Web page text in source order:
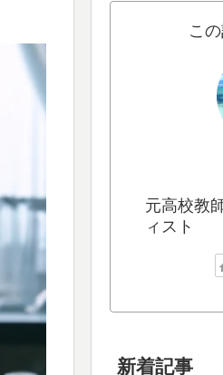
こ
元高校教
ィスト
新着記事